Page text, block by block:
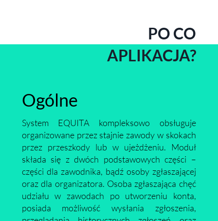
PO CO
APLIKACJA?
Ogólne
System EQUITA kompleksowo obsługuje
organizowane przez stajnie zawody w skokach
przez przeszkody lub w ujeżdżeniu. Moduł
składa się z dwóch podstawowych części –
części dla zawodnika, bądź osoby zgłaszającej
oraz dla organizatora. Osoba zgłaszająca chęć
udziału w zawodach po utworzeniu konta,
posiada możliwość wysłania zgłoszenia,